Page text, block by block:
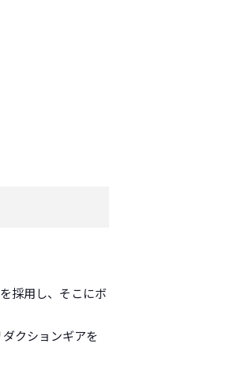
採用し、そこにボ
クションギアを